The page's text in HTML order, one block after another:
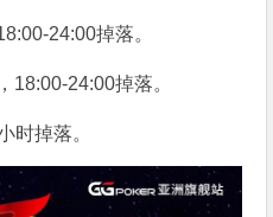
24:00掉落。
18:00-24:00掉落。
时掉落。